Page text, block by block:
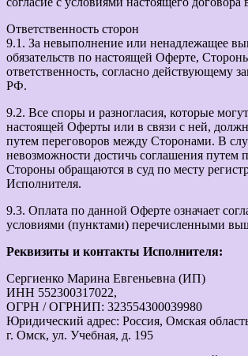
Ответственность сторон
9.1. За невыполнение или ненадлежащее
обязательств по настоящей Оферте,
ответственность, согласно действующему
РФ.
9.2. Все споры и разногласия, которые
настоящей Оферты или в связи с ней,
путем переговоров между Сторонами. В
невозможности достичь соглашения путем
Стороны обращаются в суд по месту
Исполнителя.
9.3. Оплата по данной Оферте означает
условиями (пунктами) перечисленными
Реквизиты и контакты Исполнителя:
Сергиенко Марина Евгеньевна (ИП)
ИНН 552300317022,
ОГРН / ОГРНИП: 323554300039980
Юридический адрес: Россия, Омская
г. Омск, ул. Учебная, д. 195